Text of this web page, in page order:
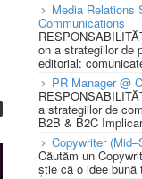
Media Relations
Communications
on a strategiilor de
editorial:
PR Manager @
a strategiilor de
B2B & B2C
Copywriter
Căutăm un
știe că o idee bună